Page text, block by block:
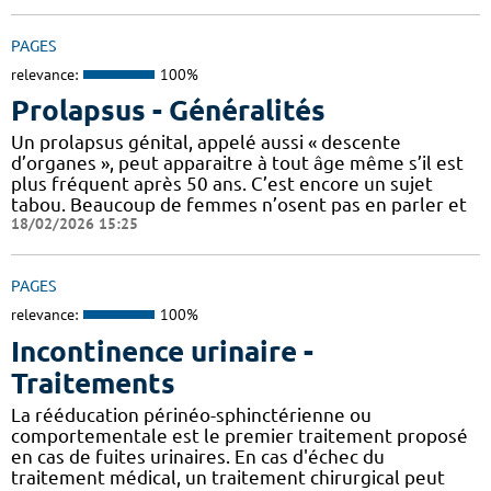
PAGES
relevance: 100%
Prolapsus - Généralités
Un prolapsus génital, appelé aussi « descente
d’organes », peut apparaitre à tout âge même s’il est
plus fréquent après 50 ans. C’est encore un sujet
tabou. Beaucoup de femmes n’osent pas en parler et
18/02/2026 15:25
PAGES
relevance: 100%
Incontinence urinaire -
Traitements
La rééducation périnéo-sphinctérienne ou
comportementale est le premier traitement proposé
en cas de fuites urinaires. En cas d'échec du
traitement médical, un traitement chirurgical peut